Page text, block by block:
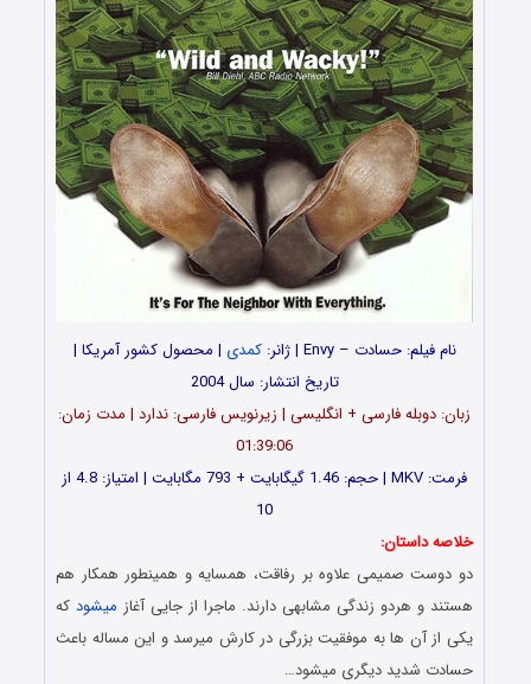
نام فیلم: حسادت – Envy | ژانر: کمدی | محصول کشور آمریکا |
تاریخ انتشار: سال 2004
زبان: دوبله فارسی + انگلیسی | زیرنویس فارسی: ندارد | مدت زمان:
01:39:06
فرمت: MKV | حجم: 1.46 گیگابایت + 793 مگابایت | امتیاز: 4.8 از
10
خلاصه داستان:
دو دوست صمیمی علاوه بر رفاقت، همسایه و همینطور همکار هم
هستند و هردو زندگی مشابهی دارند. ماجرا از جایی آغاز میشودکه
یکی از آن ها به موفقیت بزرگی در کارش میرسد و این مساله باعث
حسادت شدید دیگری میشود…